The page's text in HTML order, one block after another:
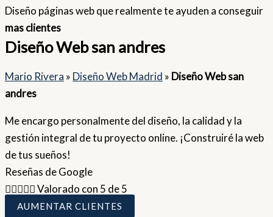
Diseño páginas web que realmente te ayuden a conseguir
mas clientes
Diseño Web san andres
Mario Rivera » Diseño Web Madrid » Diseño Web san
andres
Me encargo personalmente del diseño, la calidad y la
gestión integral de tu proyecto online. ¡Construiré la web
de tus sueños!
Reseñas de Google
Valorado con 5 de 5
AUMENTAR CLIENTES